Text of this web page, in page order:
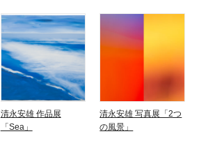
清永安雄 作品展
「Sea」
清永安雄 写真展「2つ
の風景」